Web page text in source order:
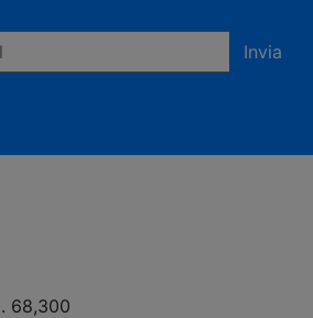
Invia
68,300